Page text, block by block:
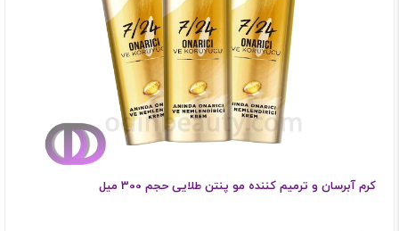
کرم آبرسان و ترمیم کننده مو پنتن طلایی حجم 300 میل